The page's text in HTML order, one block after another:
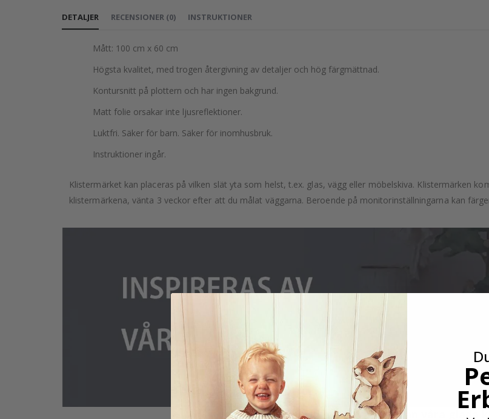
början
bildgalleriet
DETALJER
Mått: 100 cm x 60 cm
Högsta kvalitet, med trogen återgivning av detaljer och hög färgmättnad.
Kontursnitt på plottern och har ingen bakgrund.
Matt folie orsakar inte ljusreflektioner.
Luktfri. Säker för barn. Säker för inomhusbruk.
Instruktioner ingår.
Klistermärket kan placeras på vilken slät yta som helst, t.ex. glas, vägg eller möbelskiva. Klistermärken
klistermärkena, vänta 3 veckor efter att du målat väggarna. Beroende på monitorinställningarna kan
RECENSIONER (0) INSTRUKTIONER
Verklig inspiration från våra glada